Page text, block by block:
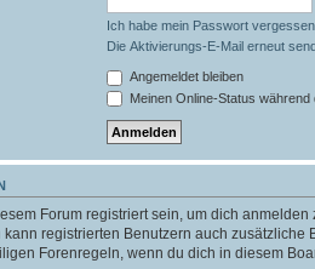
Ich habe mein Passwort vergessen
Die Aktivierungs-E-Mail erneut
Angemeldet bleiben
Meinen Online-Status
Forum registriert sein, um dich
kann registrierten Benutzern auch
Forenregeln, wenn du dich in diesem